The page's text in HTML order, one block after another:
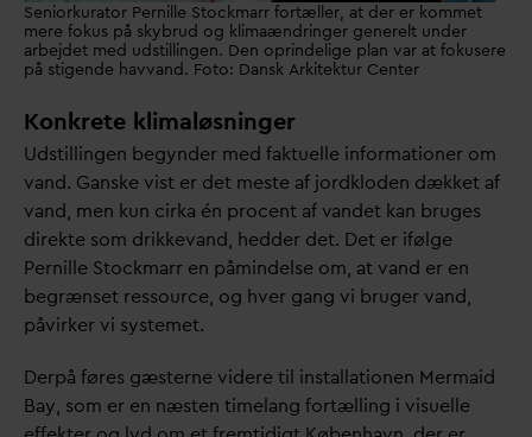
Seniorkurator Pernille Stockmarr fortæller, at der er kommet
mere fokus på skybrud og klimaændringer generelt under
arbejdet med udstillingen. Den oprindelige plan var at fokusere
på stigende havvand. Foto: Dansk Arkitektur Center
Konkrete klimaløsninger
Udstillingen begynder med faktuelle informationer om
vand. Ganske vist er det meste af jordkloden dækket af
vand, men kun cirka én procent af vandet kan bruges
direkte som drikkevand, hedder det. Det er ifølge
Pernille Stockmarr en påmindelse om, at vand er en
begrænset ressource, og hver gang vi bruger vand,
påvirker vi systemet.
Derpå føres gæsterne videre til installationen Mermaid
Bay, som er en næsten timelang fortælling i visuelle